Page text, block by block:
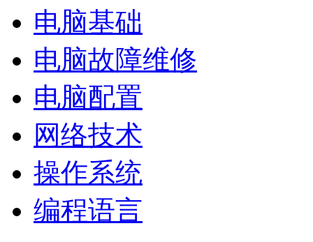
电脑基础
电脑故障维修
电脑配置
网络技术
操作系统
编程语言